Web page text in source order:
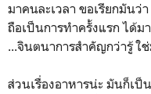
มาคนละเวลา ขอเรียกมัน
ถือเป็นการทำครั้งแรก ได้
...จินตนาการสำคัญกว่ารู้ ใ
ส่วนเรื่องอาหารน่ะ มันก็เป็